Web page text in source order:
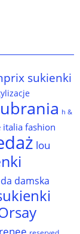
sukienki
h &
italia fashion
lou
damska
renee